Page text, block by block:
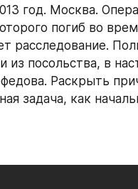
год. Москва.
погиб во
расследование.
из посольства, в
Раскрыть
задача, как